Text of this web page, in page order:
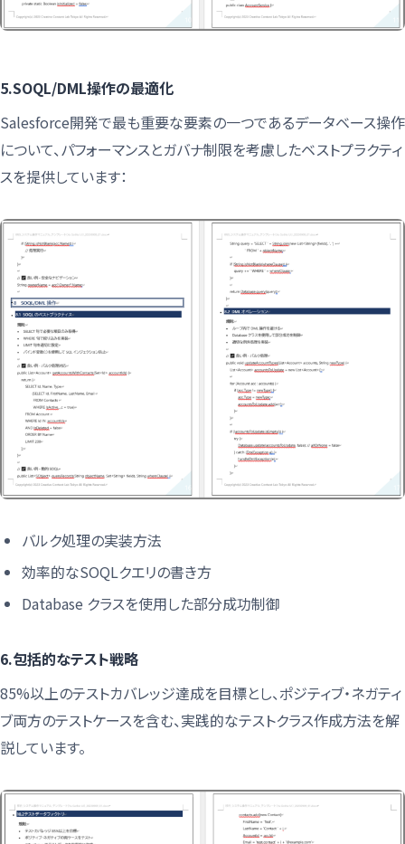
5.SOQL/DML操作の最適化
Salesforce開発で最も重要な要素の一つであるデータベース操作
について、パフォーマンスとガバナ制限を考慮したベストプラクティ
スを提供しています：
バルク処理の実装方法
効率的なSOQLクエリの書き方
Database クラスを使用した部分成功制御
6.包括的なテスト戦略
85%以上のテストカバレッジ達成を目標とし、ポジティブ・ネガティ
ブ両方のテストケースを含む、実践的なテストクラス作成方法を解
説しています。